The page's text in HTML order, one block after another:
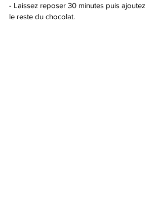
- Laissez reposer 30 minutes puis ajoutez
le reste du chocolat.